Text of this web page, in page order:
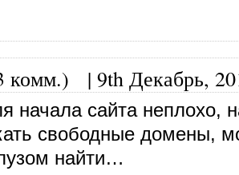
комм.) | 9th Декабрь,
начала сайта неплохо,
свободные домены,
найти…